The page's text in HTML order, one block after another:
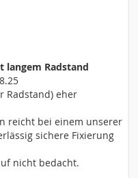
langem Radstand
Radstand) eher
reicht bei einem unserer
sichere Fixierung
nicht bedacht.